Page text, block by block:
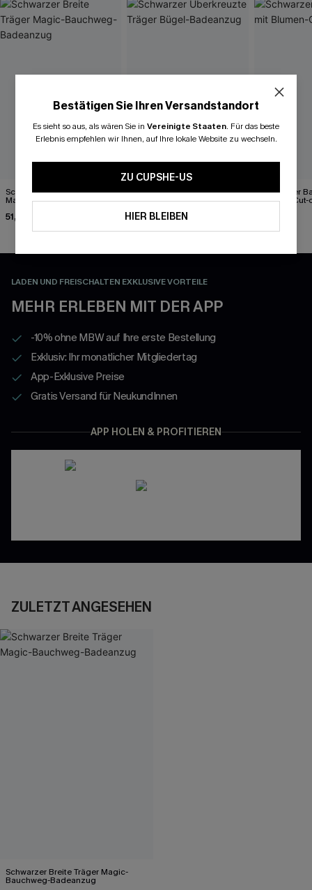
Schwarzer Breite Träger
Magic-Bauchweg-
51,00 €
Schwarzer Überkreuzte
Träger Bügel-Badeanzug
47,00 €
Schwarzer
Blumen-Cut-
LADEN UND FREISCHALTEN EXKLUSIVE VORTEILE
MEHR ERLEBEN MIT DER APP
-10% ohne MBW auf Ihre erste Bestellung
Exklusiv: Ihr monatlicher Mitgliedertag
App-Exklusive Preise
Gratis Versand für NeukundInnen
APP HOLEN & PROFITIEREN
ZULETZT ANGESEHEN
Schwarzer Breite Träger Magic-
Bauchweg-Badeanzug
Bestätigen Sie Ihren Versandstandort
Es sieht so aus, als wären Sie in Vereinigte Staaten. Für das beste
Erlebnis empfehlen wir Ihnen, auf Ihre lokale Website zu wechseln.
ZU CUPSHE-US
HIER BLEIBEN